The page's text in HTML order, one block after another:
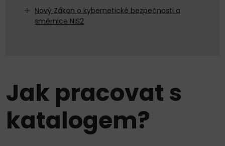
Nový Zákon o kybernetické bezpečnosti a
směrnice NIS2
Jak pracovat s
katalogem?